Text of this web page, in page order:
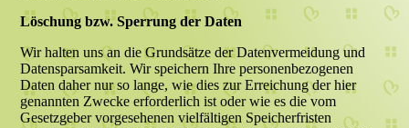
Löschung bzw. Sperrung der Daten
Wir halten uns an die Grundsätze der Datenvermeidung und
Datensparsamkeit. Wir speichern Ihre personenbezogenen
Daten daher nur so lange, wie dies zur Erreichung der hier
genannten Zwecke erforderlich ist oder wie es die vom
Gesetzgeber vorgesehenen vielfältigen Speicherfristen